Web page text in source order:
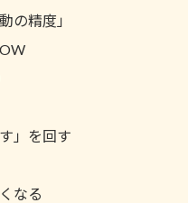
の精度」
」を回す
なる